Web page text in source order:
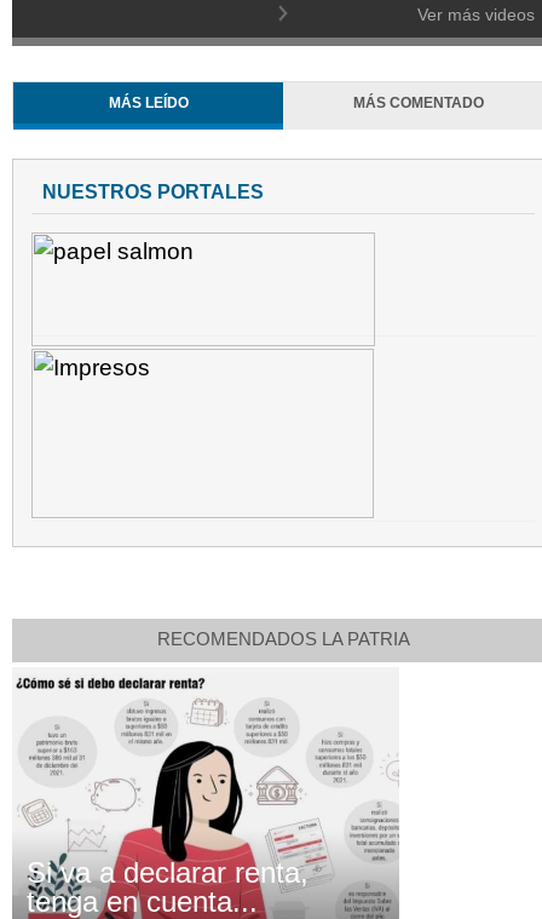
Ver más videos
MÁS LEÍDO MÁS COMENTADO
NUESTROS PORTALES
RECOMENDADOS LA PATRIA
Si va a declarar renta,
tenga en cuenta...